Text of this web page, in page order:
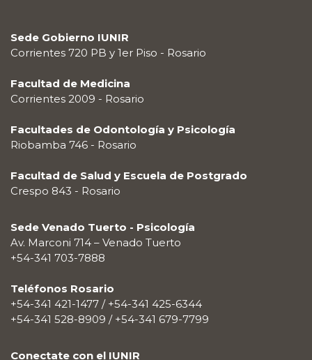
Sede Gobierno IUNIR
Corrientes 720 PB y 1er Piso - Rosario
Facultad de Medicina
Corrientes 2009 - Rosario
Facultades de Odontología y Psicología
Riobamba 746 - Rosario
Facultad de Salud y Escuela de Postgrado
Crespo 843 - Rosario
Sede Venado Tuerto - Psicología
Av. Marconi 714 – Venado Tuerto
+54-341 703-7888
Teléfonos Rosario
+54-341 421-1477 / +54-341 425-6344
+54-341 528-8909 / +54-341 679-7799
Conectate con el IUNIR